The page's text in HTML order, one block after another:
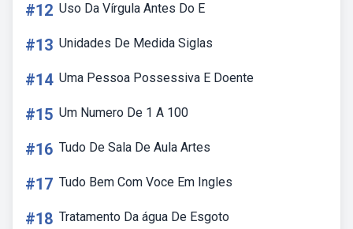
#12 Uso Da Vírgula Antes Do E
#13 Unidades De Medida Siglas
#14 Uma Pessoa Possessiva E Doente
#15 Um Numero De 1 A 100
#16 Tudo De Sala De Aula Artes
#17 Tudo Bem Com Voce Em Ingles
#18 Tratamento Da água De Esgoto